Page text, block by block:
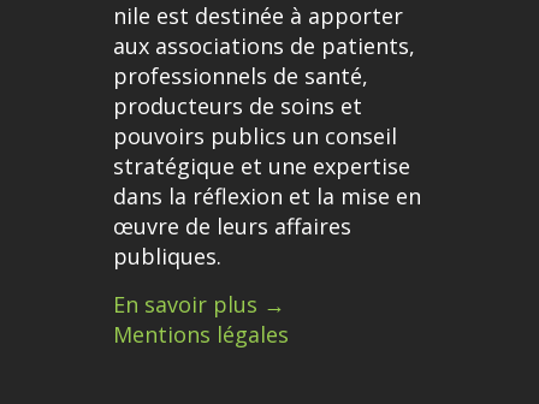
nile est destinée à apporter
aux associations de patients,
professionnels de santé,
producteurs de soins et
pouvoirs publics un conseil
stratégique et une expertise
dans la réflexion et la mise en
œuvre de leurs affaires
publiques.
En savoir plus →
Mentions légales